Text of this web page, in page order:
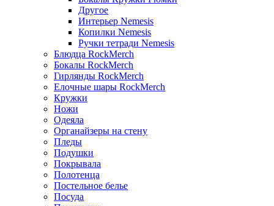
Другое
Интерьер Nemesis
Копилки Nemesis
Ручки тетради Nemesis
Блюдца RockMerch
Бокалы RockMerch
Гирлянды RockMerch
Елочные шары RockMerch
Кружки
Ножи
Одеяла
Органайзеры на стену
Пледы
Подушки
Покрывала
Полотенца
Постельное белье
Посуда